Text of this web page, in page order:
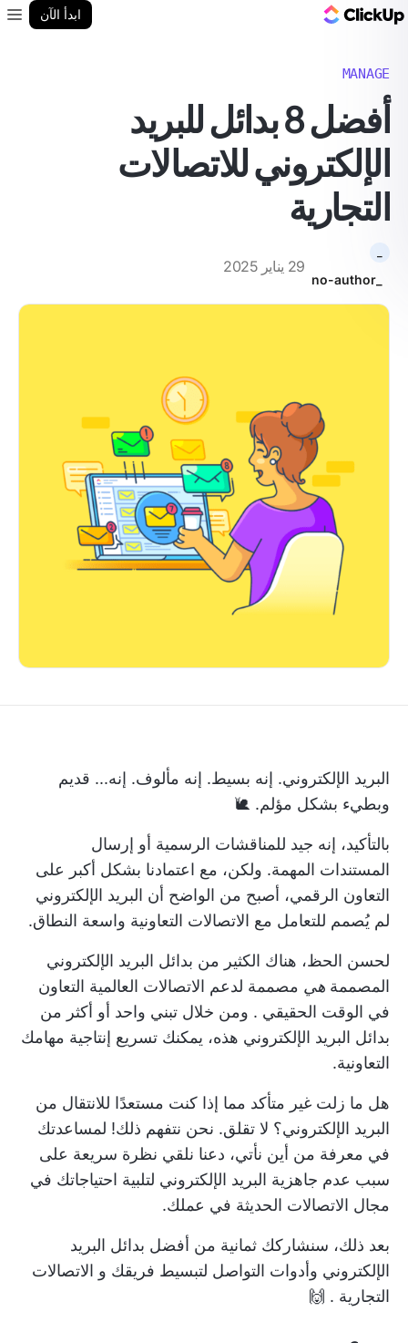
ابدأ الآن
MANAGE
أفضل 8 بدائل للبريد
الإلكتروني للاتصالات
التجارية
29 يناير 2025
البريد الإلكتروني. إنه بسيط. إنه مألوف. إنه... قديم
وبطيء بشكل مؤلم. 🐌
بالتأكيد، إنه جيد للمناقشات الرسمية أو إرسال
المستندات المهمة. ولكن، مع اعتمادنا بشكل أكبر على
التعاون الرقمي، أصبح من الواضح أن البريد الإلكتروني
لم يُصمم للتعامل مع الاتصالات التعاونية واسعة النطاق.
لحسن الحظ، هناك الكثير من بدائل البريد الإلكتروني
المصممة هي مصممة لدعم الاتصالات العالمية التعاون
في الوقت الحقيقي . ومن خلال تبني واحد أو أكثر من
بدائل البريد الإلكتروني هذه، يمكنك تسريع إنتاجية مهامك
التعاونية.
هل ما زلت غير متأكد مما إذا كنت مستعدًا للانتقال من
البريد الإلكتروني؟ لا تقلق. نحن نتفهم ذلك! لمساعدتك
في معرفة من أين نأتي، دعنا نلقي نظرة سريعة على
سبب عدم جاهزية البريد الإلكتروني لتلبية احتياجاتك في
مجال الاتصالات الحديثة في عملك.
بعد ذلك، سنشاركك ثمانية من أفضل بدائل البريد
الإلكتروني وأدوات التواصل لتبسيط فريقك و الاتصالات
التجارية . 🙌